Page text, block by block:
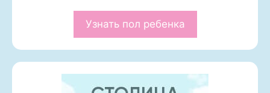
Узнать пол ребенка